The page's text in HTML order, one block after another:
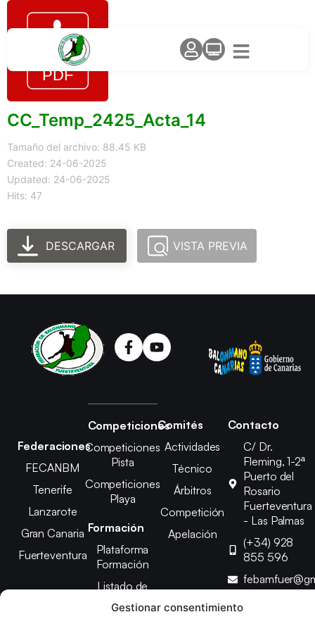
Gestionar consentimiento
CC_Temp_2425_Acta_14
Tamaño del archivo: 88.45 KB
Created: 24-06-2025
Updated: 24-06-2025
Hits: 47
DESCARGAR VISTA PREVIA
Federaciones
FECANBM
Tenerife
Lanzarote
Gran Canaria
Fuerteventura
Competiciones
Competiciones
Pista
Competiciones
Playa
Formación
Plataforma
Formación
Listado de
Cursos
Comités
Actividades
Técnico
Árbitros
Competición
Apelación
Contacto
C/ Dr.
Fleming, 1-2ª
Puerto del
Rosario
Fuerteventura
- Las Palmas
(+34) 928
855 596